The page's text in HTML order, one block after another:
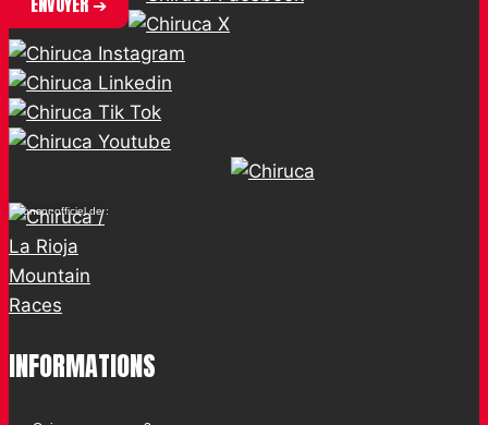
Sponsor officiel de :
INFORMATIONS